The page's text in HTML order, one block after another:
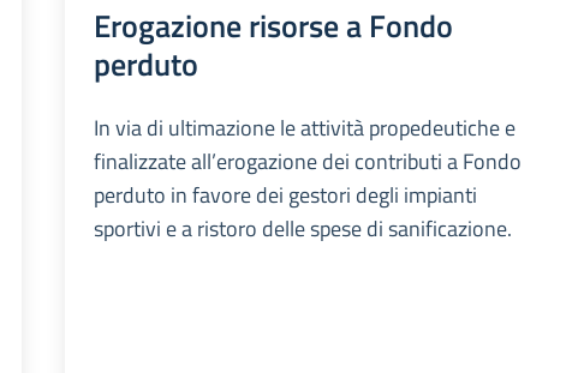
Erogazione risorse a Fondo
perduto
In via di ultimazione le attività propedeutiche e
finalizzate all’erogazione dei contributi a Fondo
perduto in favore dei gestori degli impianti
sportivi e a ristoro delle spese di sanificazione.